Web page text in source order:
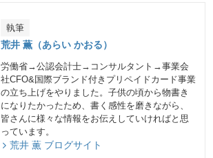
執筆
荒井 薫（あらい かおる）
労働省→公認会計士→コンサルタント→事業会
社CFO&国際ブランド付きプリペイドカード事業
の立ち上げをやりました。子供の頃から物書き
になりたかったため、書く感性を磨きながら、
皆さんに様々な情報をお伝えしていければと思
っています。
荒井 薫 ブログサイト